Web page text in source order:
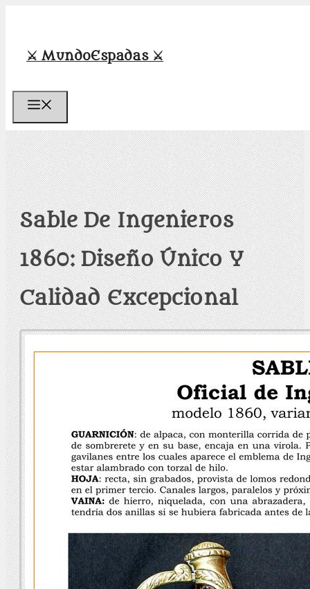
contenido
⚔️ MundoEspadas ⚔️
Sable De Ingenieros
1860: Diseño Único Y
Calidad Excepcional